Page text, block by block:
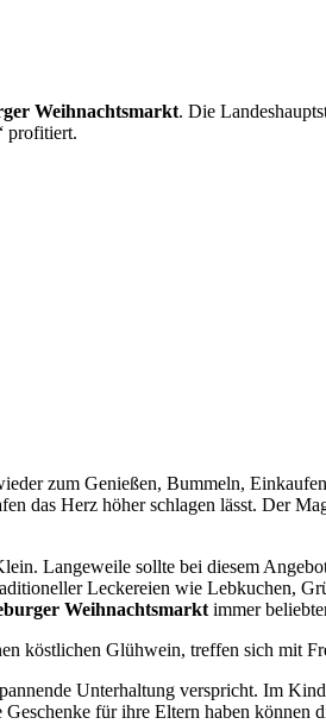
Weihnachtsmarkt. Die
profitiert.
zum Genießen, Bummeln,
das Herz höher schlagen lässt. Der
Langeweile sollte bei diesem
Leckereien wie Lebkuchen,
Weihnachtsmarkt immer
köstlichen Glühwein, treffen sich mit
Unterhaltung verspricht. Im
für ihre Eltern haben können